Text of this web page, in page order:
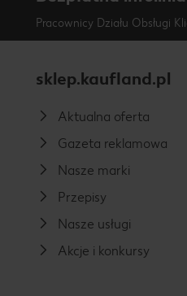
Pracownicy Działu Obsługi
sklep.kaufland.pl
Aktualna oferta
Gazeta reklamowa
Nasze marki
Przepisy
Nasze usługi
Akcje i konkursy